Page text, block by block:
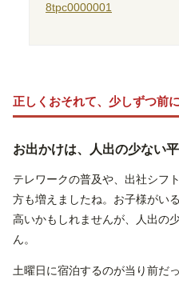
8tpc0000001
正しくおそれて、少しずつ前
お出かけは、人出の少ない
テレワークの普及や、出社シフ
方も増えましたね。お子様がい
高いかもしれませんが、人出の
ん。
土曜日に宿泊するのが当り前だ